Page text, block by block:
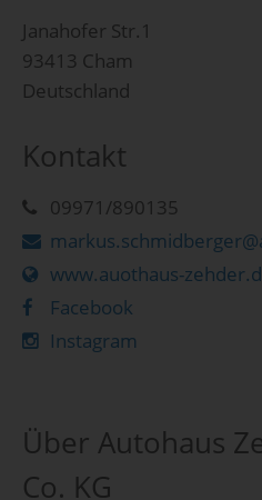
Janahofer Str.1
93413 Cham
Deutschland
Kontakt
09971/890135
www.auothaus-
Facebook
Instagram
Über Autohaus
Co. KG